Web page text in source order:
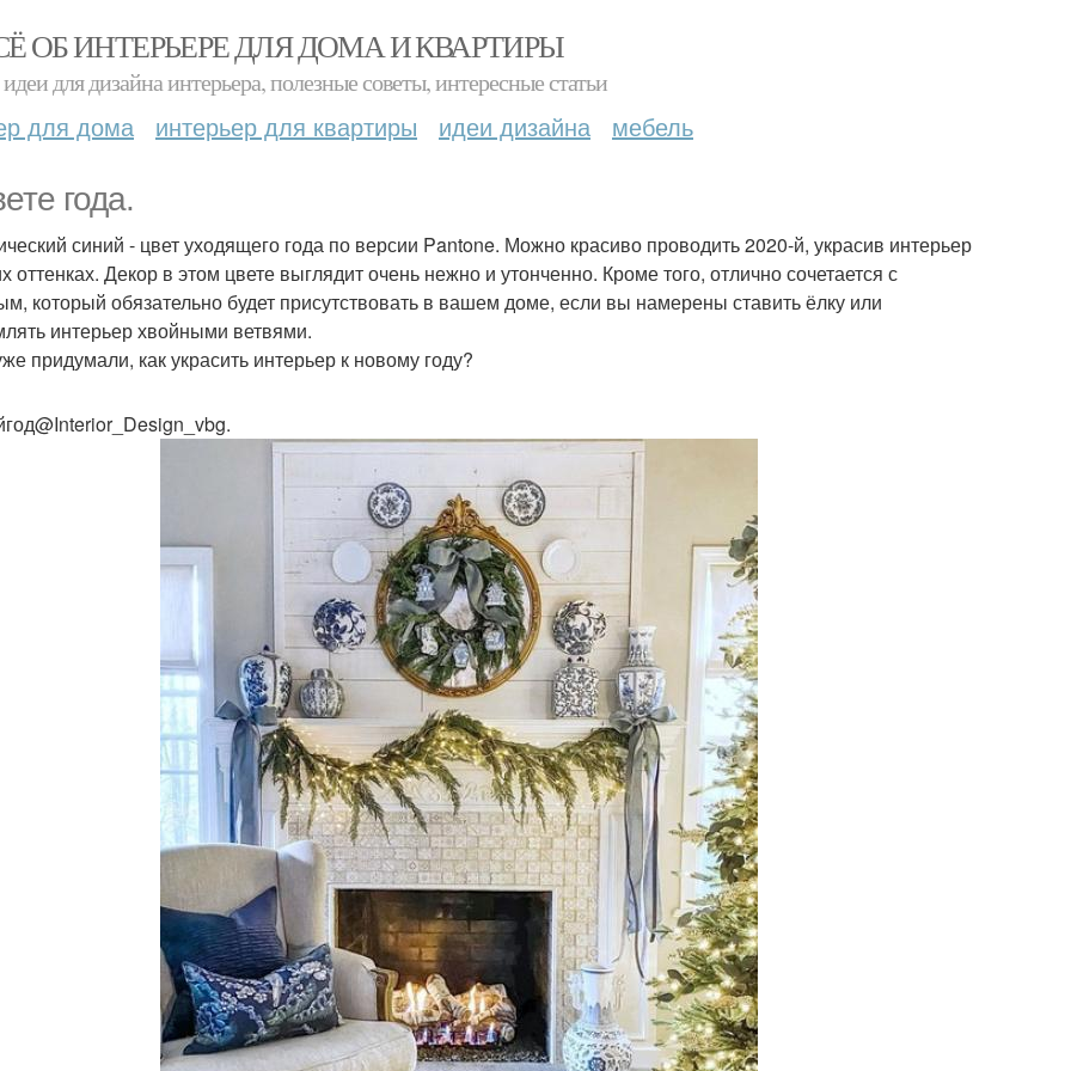
ОБ ИНТЕРЬЕРЕ ДЛЯ ДОМА И КВАРТИРЫ
для дизайна интерьера, полезные советы, интересные статьи
для дома интерьер для квартиры идеи дизайна мебель
года.
синий - цвет уходящего года по версии Pantone. Можно красиво проводить 2020-й, украсив интерьер
оттенках. Декор в этом цвете выглядит очень нежно и утонченно. Кроме того, отлично сочетается с
который обязательно будет присутствовать в вашем доме, если вы намерены ставить ёлку или
интерьер хвойными ветвями.
придумали, как украсить интерьер к новому году?